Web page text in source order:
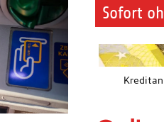
Sofort